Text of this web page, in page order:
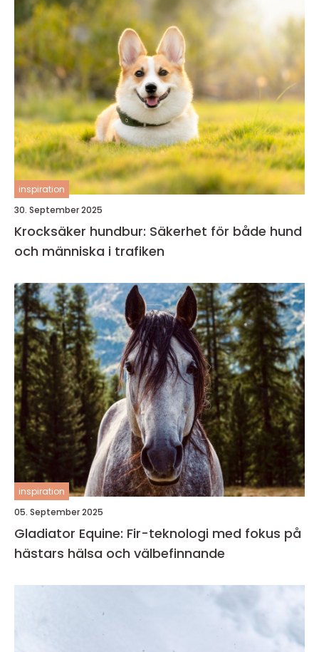
inspiration
30. September 2025
Krocksäker hundbur: Säkerhet för både hund
och människa i trafiken
inspiration
05. September 2025
Gladiator Equine: Fir-teknologi med fokus på
hästars hälsa och välbefinnande